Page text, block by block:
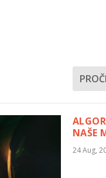
NAŠE
24 Aug,